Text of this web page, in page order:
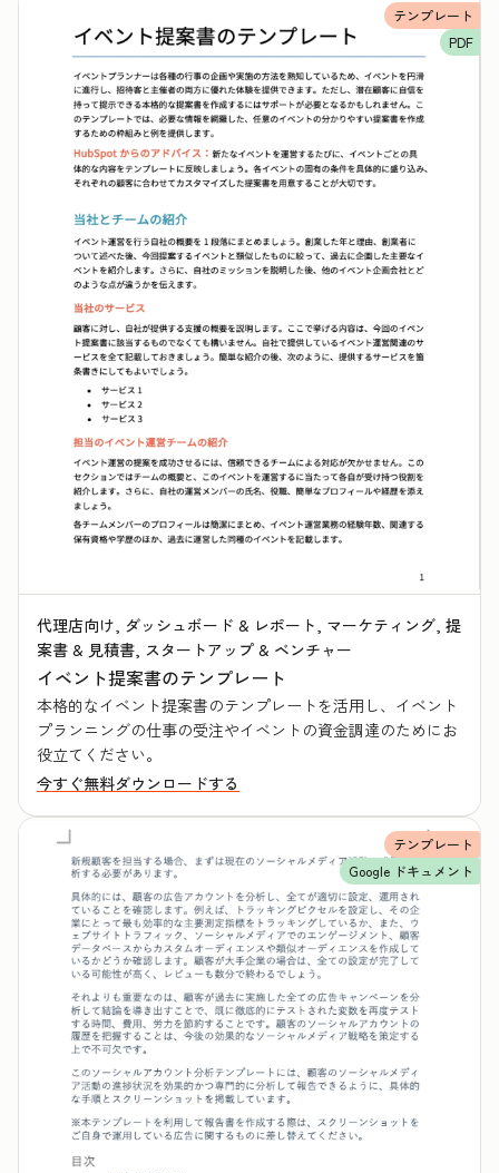
テンプレート
PDF
代理店向け, ダッシュボード & レポート, マーケティング, 提
案書 & 見積書, スタートアップ & ベンチャー
イベント提案書のテンプレート
本格的なイベント提案書のテンプレートを活用し、イベント
プランニングの仕事の受注やイベントの資金調達のためにお
役立てください。
今すぐ無料ダウンロードする
テンプレート
Google ドキュメント